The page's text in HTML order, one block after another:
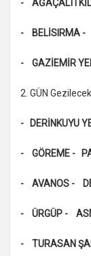
- AĞAÇALTI
- BELİSIRMA -
- GAZİEMİR
2. GÜN
- DERİNKUYU
- GÖREME -
- AVANOS -
- ÜRGÜP -
- TURASAN